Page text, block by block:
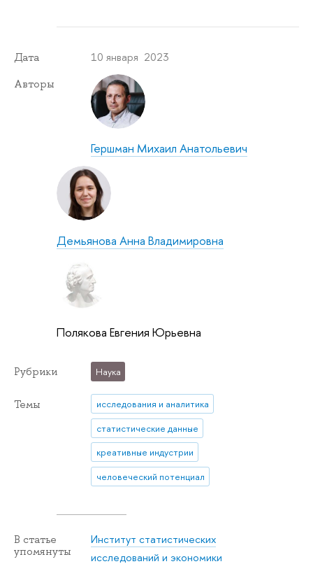
Дата 10 января 2023
Авторы
Гершман Михаил Анатольевич
Демьянова Анна Владимировна
Полякова Евгения Юрьевна
Рубрики Наука
Темы
исследования и аналитика
статистические данные
креативные индустрии
человеческий потенциал
В статье
упомянуты
Институт статистических
исследований и экономики